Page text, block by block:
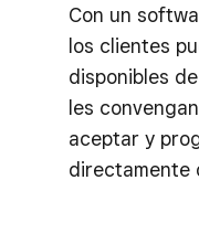
Con un
los clientes
disponibles
les
aceptar y
directamente